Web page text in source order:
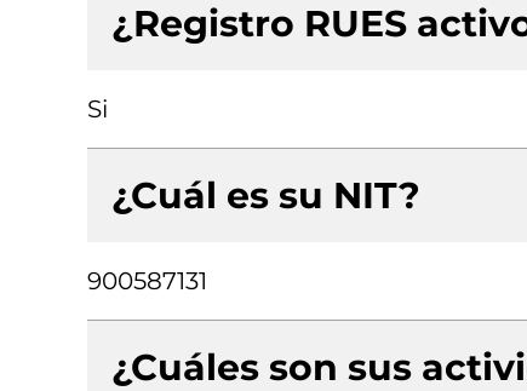
¿Registro RUES
Si
¿Cuál es su NIT?
900587131
¿Cuáles son sus